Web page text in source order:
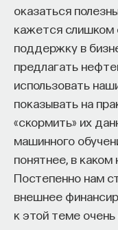
оказаться
кажется слишком
поддержку в
предлагать
использовать
показывать на
«скормить» их
машинного
понятнее, в каком
Постепенно нам
внешнее
к этой теме очень
Генная терапия
Я начну с
заключается
различается
разных
человек,